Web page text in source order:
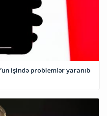
işində problemlər yaranıb